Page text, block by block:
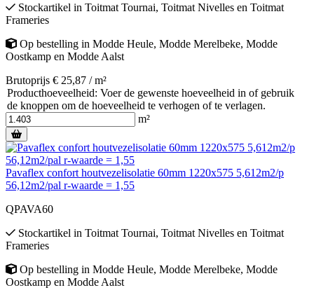
Stockartikel in Toitmat Tournai, Toitmat Nivelles en Toitmat
Frameries
Op bestelling in Modde Heule, Modde Merelbeke, Modde
Oostkamp en Modde Aalst
Brutoprijs € 25,87 / m²
Producthoeveelheid: Voer de gewenste hoeveelheid in of gebruik
de knoppen om de hoeveelheid te verhogen of te verlagen.
m²
Pavaflex confort houtvezelisolatie 60mm 1220x575 5,612m2/p
56,12m2/pal r-waarde = 1,55
QPAVA60
Stockartikel in Toitmat Tournai, Toitmat Nivelles en Toitmat
Frameries
Op bestelling in Modde Heule, Modde Merelbeke, Modde
Oostkamp en Modde Aalst